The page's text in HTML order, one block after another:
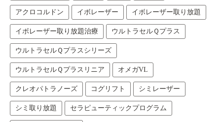
アクロコルドン イボレーザー イボレーザー取り放題
イボレーザー取り放題治療 ウルトラセルＱプラス
ウルトラセルＱプラスシリーズ
ウルトラセルＱプラスリニア オメガVL
クレオパトラノーズ コグリフト シミレーザー
シミ取り放題 セラピューティックプログラム